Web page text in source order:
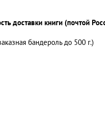
доставки книги (почтой
бандероль до 500 г.)